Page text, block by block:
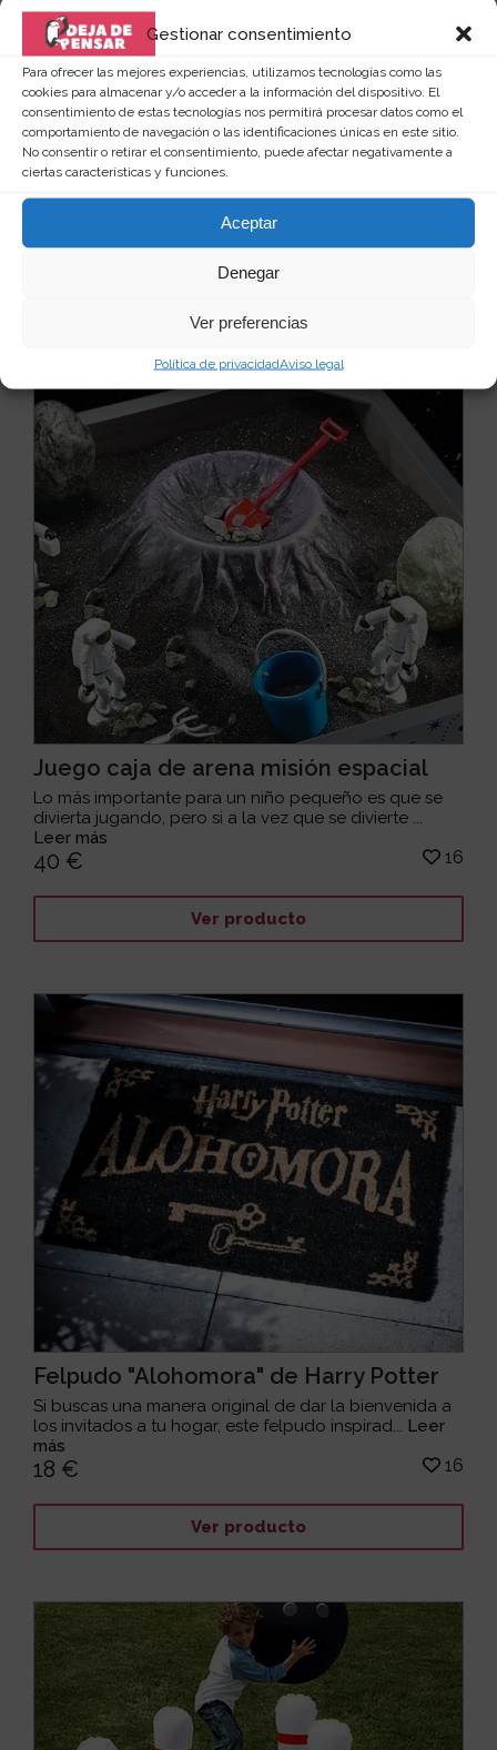
Gestionar consentimiento
Para ofrecer las mejores experiencias, utilizamos tecnologías como las
cookies para almacenar y/o acceder a la información del dispositivo. El
consentimiento de estas tecnologías nos permitirá procesar datos como el
comportamiento de navegación o las identificaciones únicas en este sitio.
No consentir o retirar el consentimiento, puede afectar negativamente a
ciertas características y funciones.
Aceptar
Denegar
Ver preferencias
Política de privacidadAviso legal
Sujetalibros invisible "en caída"
19 € 14
Juego caja de arena misión espacial
Lo más importante para un niño pequeño es que se
divierta jugando, pero si a la vez que se divierte ...
Leer más
40 € 16
Ver producto
Felpudo "Alohomora" de Harry Potter
Si buscas una manera original de dar la bienvenida a
los invitados a tu hogar, este felpudo inspirad... Leer
más
18 € 16
Ver producto